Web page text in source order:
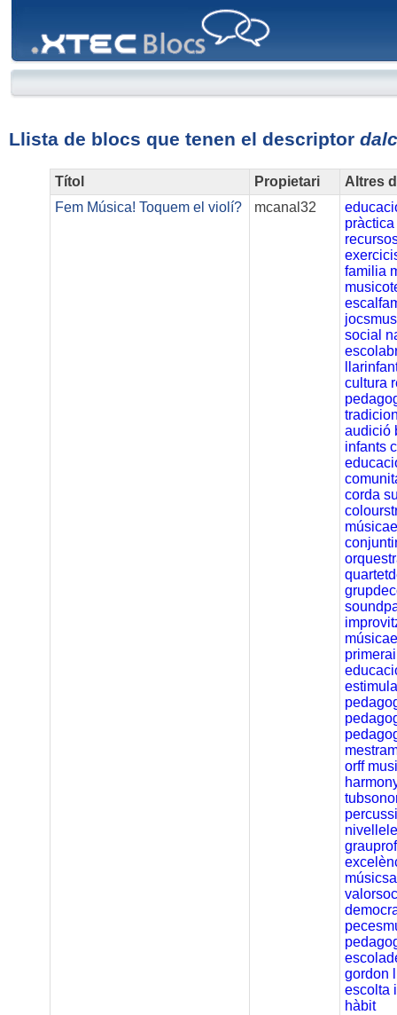
Llista de blocs que tenen el descriptor
Títol Propietari
Altres
Fem Música! Toquem el violí?
mcanal32
pràctica
familia
social
cultura
audició
infants
corda
orff
gordon
escolta
hàbit